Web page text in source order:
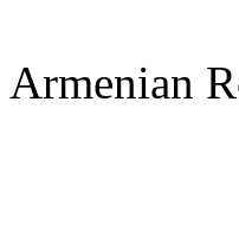
Armenian